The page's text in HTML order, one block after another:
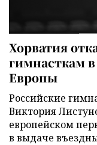
Хорватия
гимнасткам
Европы
Российские
Виктория
европейском
в выдаче